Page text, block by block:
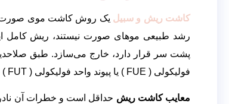
کاشت ابرو به روش FUT
کاشت ابرو بایوگرافت
کاشت ابرو بدون
کاشت ریش و سبیل یک روش کاشت موی صورت
رشد طبیعی موهای صورت نیستند، ریش کامل
پشت سر قرار دارد، خارج می‌سازد. طبق صلاحدید
فولیکولی ( FUE ) یا پیوند واحد فولیکولی ( FUT ) به ناحیه ریش و سبیل منتقل می‌شوند.
معایب کاشت ریش حداقل است و خطرات آن